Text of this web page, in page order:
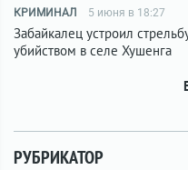
КРИМИНАЛ 5 июня в 18:27
Забайкалец устроил
убийством в селе Хушенга
РУБРИКАТОР